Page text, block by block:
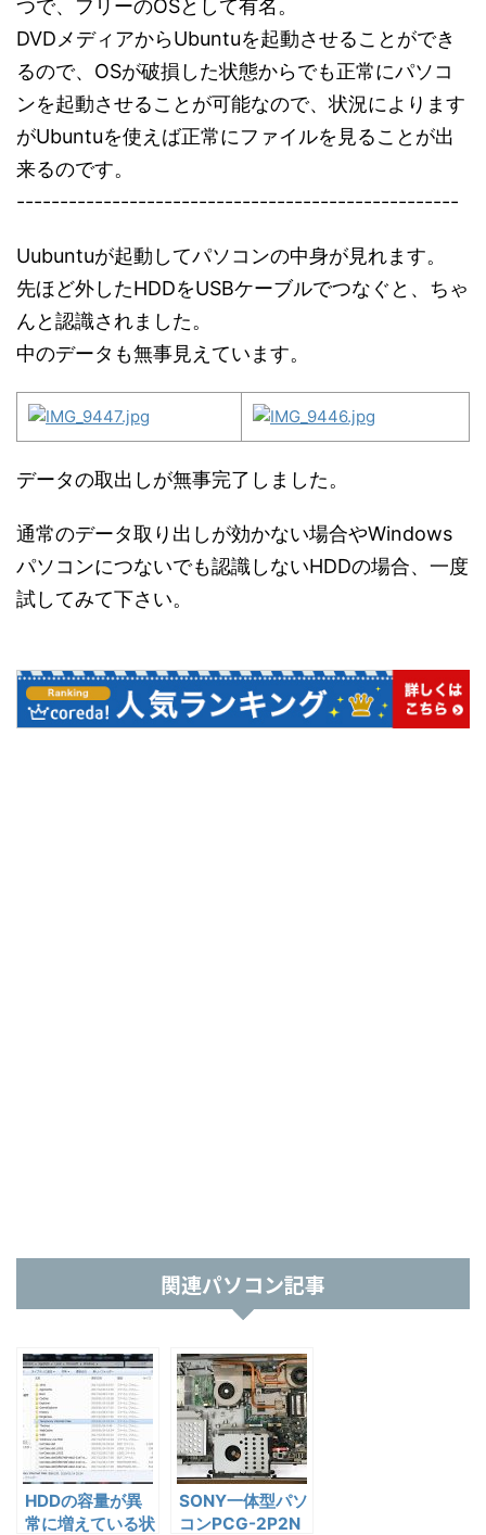
つで、フリーのOSとして有名。
DVDメディアからUbuntuを起動させることができ
るので、OSが破損した状態からでも正常にパソコ
ンを起動させることが可能なので、状況によります
がUbuntuを使えば正常にファイルを見ることが出
来るのです。
---------------------------------------------------
Uubuntuが起動してパソコンの中身が見れます。
先ほど外したHDDをUSBケーブルでつなぐと、ちゃ
んと認識されました。
中のデータも無事見えています。
データの取出しが無事完了しました。
通常のデータ取り出しが効かない場合やWindows
パソコンにつないでも認識しないHDDの場合、一度
試してみて下さい。
関連パソコン記事
HDDの容量が異
常に増えている状
SONY一体型パソ
コンPCG-2P2N